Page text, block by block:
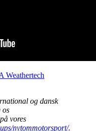
Weathertech
og dansk
os
vores
nytommotorsport/.